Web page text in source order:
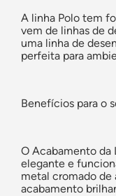
A linha Polo tem
vem de linhas de
uma linha de
perfeita para
Benefícios para o
O Acabamento da
elegante e
metal cromado de
acabamento